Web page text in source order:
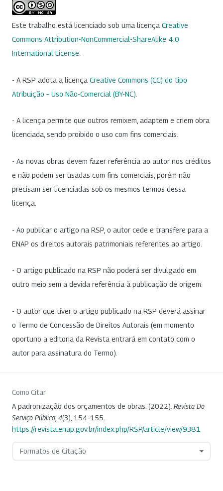
Este trabalho está licenciado sob uma licença Creative
Commons Attribution-NonCommercial-ShareAlike 4.0
International License
- A RSP adota a licença Creative Commons (CC) do tipo
Atribuição – Uso Não-Comercial (BY-NC)
- A licença permite que outros remixem, adaptem e criem obra
licenciada, sendo proibido o uso com fins comerciais.
- As novas obras devem fazer referência ao autor nos créditos
e não podem ser usadas com fins comerciais, porém não
precisam ser licenciadas sob os mesmos termos dessa
licença.
- Ao publicar o artigo na RSP, o autor cede e transfere para a
ENAP os direitos autorais patrimoniais referentes ao artigo.
- O artigo publicado na RSP não poderá ser divulgado em
outro meio sem a devida referência à publicação de origem.
- O autor que tiver o artigo publicado na RSP deverá assinar
o Termo de Concessão de Direitos Autorais (em momento
oportuno a editoria da Revista entrará em contato com o
autor para assinatura do Termo).
Como Citar
A padronização dos orçamentos de obras. (2022). Revista Do
Serviço Público 4(3), 154-155.
https://revista.enap.gov.br/index.php/RSP/article/view/9381
Formatos de Citação